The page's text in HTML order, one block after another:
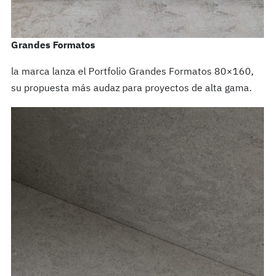
Grandes Formatos
la marca lanza el Portfolio Grandes Formatos 80×160,
su propuesta más audaz para proyectos de alta gama.